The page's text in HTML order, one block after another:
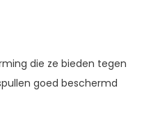
die ze bieden tegen
goed beschermd